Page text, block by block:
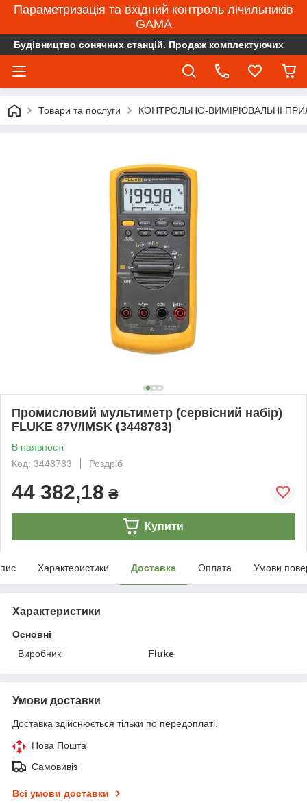
Параметризація та вхідний контроль лічильників
GAMA
Будівництво сонячних станцій. Продаж комплектуючих
Товари та послуги КОНТРОЛЬНО-ВИМІРЮВАЛЬНІ
Промиcловий мультиметр (сервісний набір)
FLUKE 87V/IMSK (3448783)
В наявності
Код: 3448783
Роздріб
44 382,18 ₴
Купити
Характеристики Доставка Оплата Умови
Характеристики
Основні
Виробник
Fluke
Умови доставки
Доставка здійснюється тільки по передоплаті.
Нова Пошта
Самовивіз
Всі умови доставки